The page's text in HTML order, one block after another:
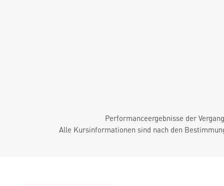
Performanceergebnisse der
Alle Kursinformationen sind nach den